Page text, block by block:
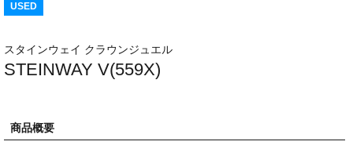
USED
スタインウェイ クラウンジュエル
STEINWAY V(559X)
商品概要